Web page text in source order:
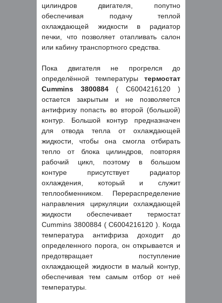
цилиндров двигателя, попутно
обеспечивая подачу теплой
охлаждающей жидкости в радиатор
печки, что позволяет отапливать салон
или кабину транспортного средства.
Пока двигателя не прогрелся до
определённой температуры термостат
Cummins 3800884 ( C6004216120 )
остается закрытым и не позволяется
антифризу попасть во второй (большой)
контур. Большой контур предназначен
для отвода тепла от охлаждающей
жидкости, чтобы она смогла отбирать
тепло от блока цилиндров, повторяя
рабочий цикл, поэтому в большом
контуре присутствует радиатор
охлаждения, который и служит
теплообменником. Перераспределение
направления циркуляции охлаждающей
жидкости обеспечивает термостат
Cummins 3800884 ( C6004216120 ). Когда
температура антифриза доходит до
определенного порога, он открывается и
предотвращает поступление
охлаждающей жидкости в малый контур,
обеспечивая тем самым отбор от неё
температуры.